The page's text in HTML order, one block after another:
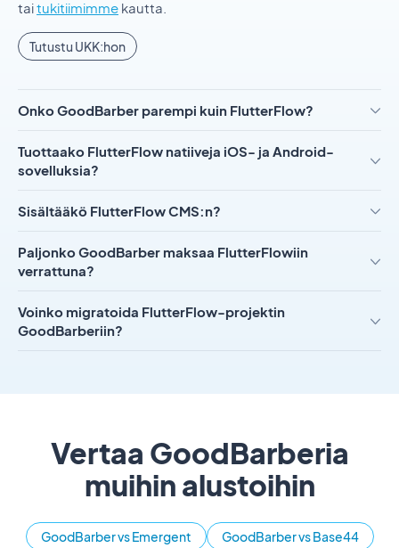
taitukitiimimme kautta.
Tutustu UKK:hon
Onko GoodBarber parempi kuin FlutterFlow?
Tuottaako FlutterFlow natiiveja iOS- ja Android-
sovelluksia?
Sisältääkö FlutterFlow CMS:n?
Paljonko GoodBarber maksaa FlutterFlowiin
verrattuna?
Voinko migratoida FlutterFlow-projektin
GoodBarberiin?
Vertaa GoodBarberia
muihin alustoihin
GoodBarber vs Emergent GoodBarber vs Base44